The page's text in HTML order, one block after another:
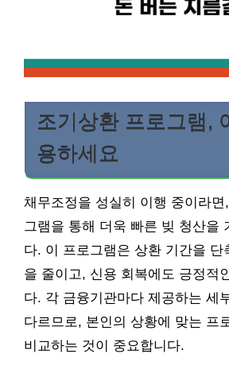
조기상환 프로그램,
용하세요
채무조정을 성실히 이행 중이라
그램을 통해 더욱 빠른 빚 청산을
다. 이 프로그램은 상환 기간을 단
을 줄이고, 신용 회복에도 긍정적
다. 각 금융기관마다 제공하는 세
다르므로, 본인의 상황에 맞는 프
비교하는 것이 중요합니다.